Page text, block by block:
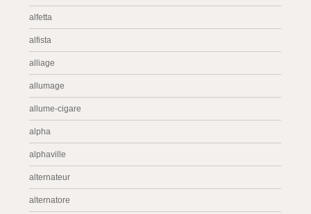
alfetta
alfista
alliage
allumage
allume-cigare
alpha
alphaville
alternateur
alternatore